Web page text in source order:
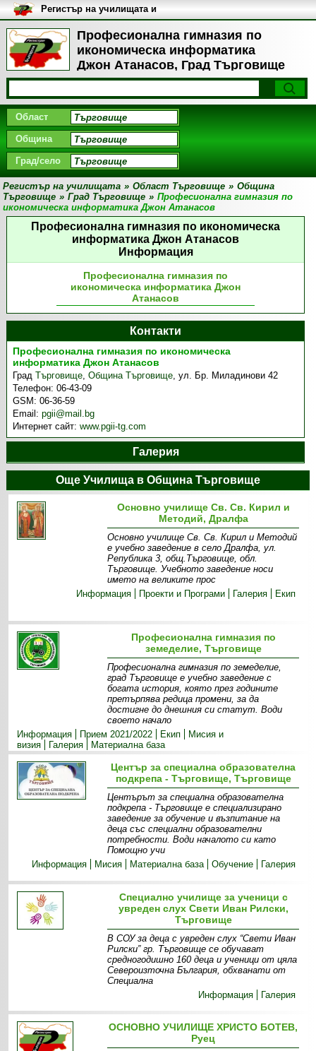
Професионална гимназия по
икономическа информатика
Джон Атанасов, Град Търговище
Регистър на училищата и
университетите в България
Област
Община
Град/село
Регистър на училищата » Област Търговище » Община
Търговище » Град Търговище » Професионална гимназия по
икономическа информатика Джон Атанасов
Професионална гимназия по икономическа
информатика Джон Атанасов
Информация
Професионална гимназия по
икономическа информатика Джон
Атанасов
Контакти
Професионална гимназия по икономическа
информатика Джон Атанасов
ГрадТърговище,Община Търговище,ул. Бр. Миладинови 42
Телефон:06-43-09
GSM:06-36-59
Email:pgii@mail.bg
Интернет сайт:www.pgii-tg.com
Галерия
Още Училища в Община Търговище
Основно училище Св. Св. Кирил и
Методий, Дралфа
Основно училище Св. Св. Кирил и Методий
е учебно заведение в село Дралфа, ул.
Република 3, общ.Търговище, обл.
Търговище. Учебното заведение носи
името на великите прос
Информация
Проекти и Програми Галерия Екип
Професионална гимназия по
земеделие, Търговище
Професионална гимназия по земеделие,
град Търговище е учебно заведение с
богата история, която през годините
претърпява редица промени, за да
достигне до днешния си статут. Води
своето начало
Информация
Прием 2021/2022 Екип
Мисия и
визия
Галерия Материална база
Център за специална образователна
подкрепа - Търговище, Търговище
Центърът за специална образователна
подкрепа - Търговище е специализирано
заведение за обучение и възпитание на
деца със специални образователни
потребности. Води началото си като
Помощно учи
Информация
Мисия Материална база Обучение Галерия
Специално училище за ученици с
увреден слух Свети Иван Рилски,
Търговище
В СОУ за деца с увреден слух “Свети Иван
Рилски” гр. Търговище се обучават
средногодишно 160 деца и ученици от цяла
Североизточна България, обхванати от
Специална
Информация
Галерия
ОСНОВНО УЧИЛИЩЕ ХРИСТО БОТЕВ,
Руец